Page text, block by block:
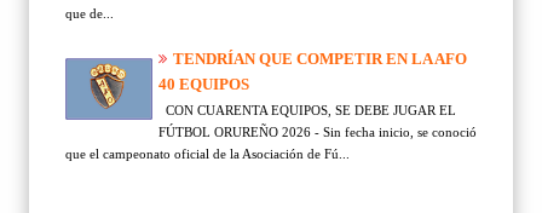
que de...
TENDRÍAN QUE COMPETIR EN LA AFO
40 EQUIPOS
CON CUARENTA EQUIPOS, SE DEBE JUGAR EL
FÚTBOL ORUREÑO 2026 - Sin fecha inicio, se conoció
que el campeonato oficial de la Asociación de Fú...